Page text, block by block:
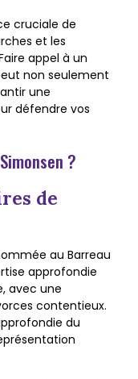
cruciale de
et les
appel à un
non seulement
une
défendre vos
?
de
au Barreau
approfondie
avec une
contentieux.
du